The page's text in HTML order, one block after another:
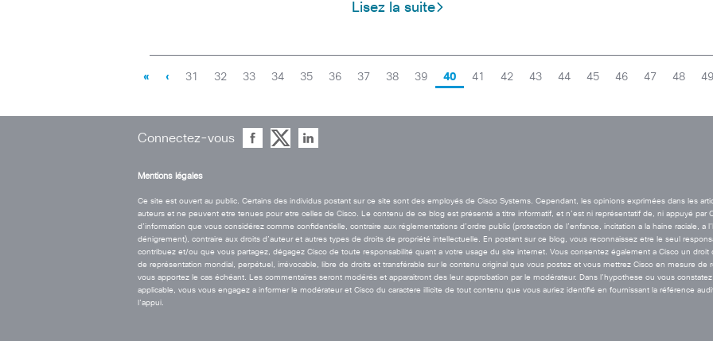
Lisez la suite
« ‹ 31 32 33 34 35 36 37 38 39 40 41 42 43 44 45 46 47 48 49
Connectez-vous
Mentions légales
Ce site est ouvert au public. Certains des individus postant sur ce site sont des employés de Cisco Systems. Cependant, les opinions exprimées dans les
auteurs et ne peuvent etre tenues pour etre celles de Cisco. Le contenu de ce blog est présenté a titre informatif, et n’est ni représentatif de, ni appuyé par
d’information que vous considérez comme confidentielle, contraire aux réglementations d’ordre public (protection de l’enfance, incitation a la haine raciale, a
dénigrement), contraire aux droits d’auteur et autres types de droits de propriété intellectuelle. En postant sur ce blog, vous reconnaissez etre le seul
contribuez et/ou que vous partagez, dégagez Cisco de toute responsabilité quant a votre usage du site internet. Vous consentez également a Cisco un
de représentation mondial, perpétuel, irrévocable, libre de droits et transférable sur le contenu original que vous postez et vous mettrez Cisco en mesure de
vous apportez le cas échéant. Les commentaires seront modérés et apparaitront des leur approbation par le modérateur. Dans l’hypothese ou vous
applicable, vous vous engagez a informer le modérateur et Cisco du caractere illicite de tout contenu que vous auriez identifié en fournissant la référence
l’appui.